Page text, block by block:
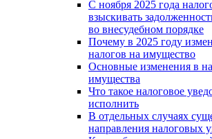
С ноября 2025 года
взыскивать
во внесудебном порядке
Почему в 2025 году
налогов на имущество
Основные изменения в
имущества
Что такое налоговое
исполнить
В отдельных случаях
направления налоговых